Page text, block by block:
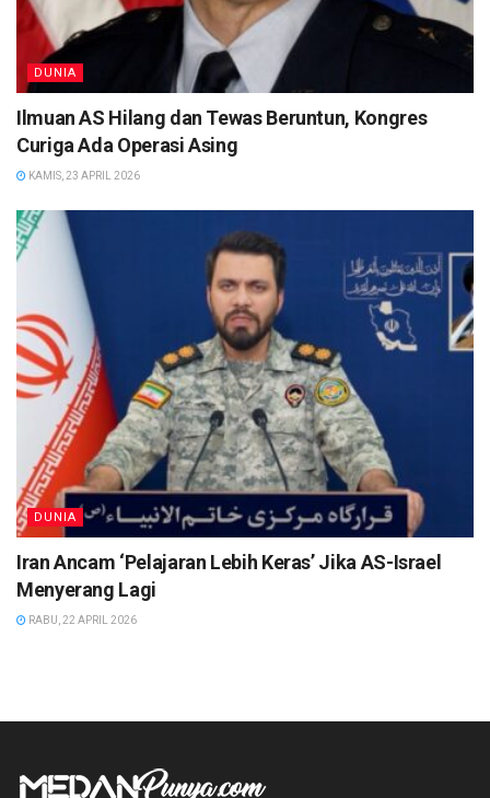
DUNIA
Ilmuan AS Hilang dan Tewas Beruntun, Kongres
Curiga Ada Operasi Asing
KAMIS, 23 APRIL 2026
DUNIA
Iran Ancam ‘Pelajaran Lebih Keras’ Jika AS-Israel
Menyerang Lagi
RABU, 22 APRIL 2026